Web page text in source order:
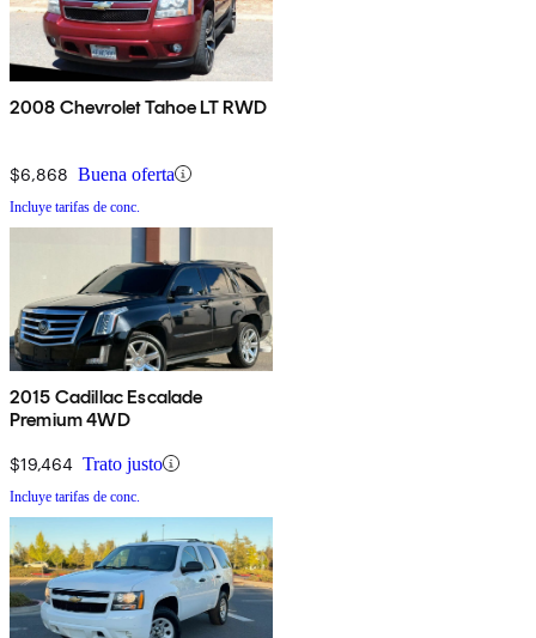
2008 Chevrolet Tahoe LT RWD
$6,868 Buena oferta
Incluye tarifas de conc.
2015 Cadillac Escalade
Premium 4WD
$19,464 Trato justo
Incluye tarifas de conc.